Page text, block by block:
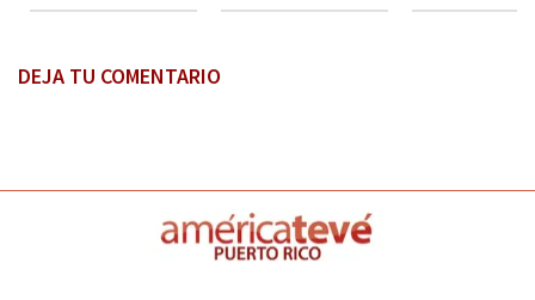
DEJA TU COMENTARIO